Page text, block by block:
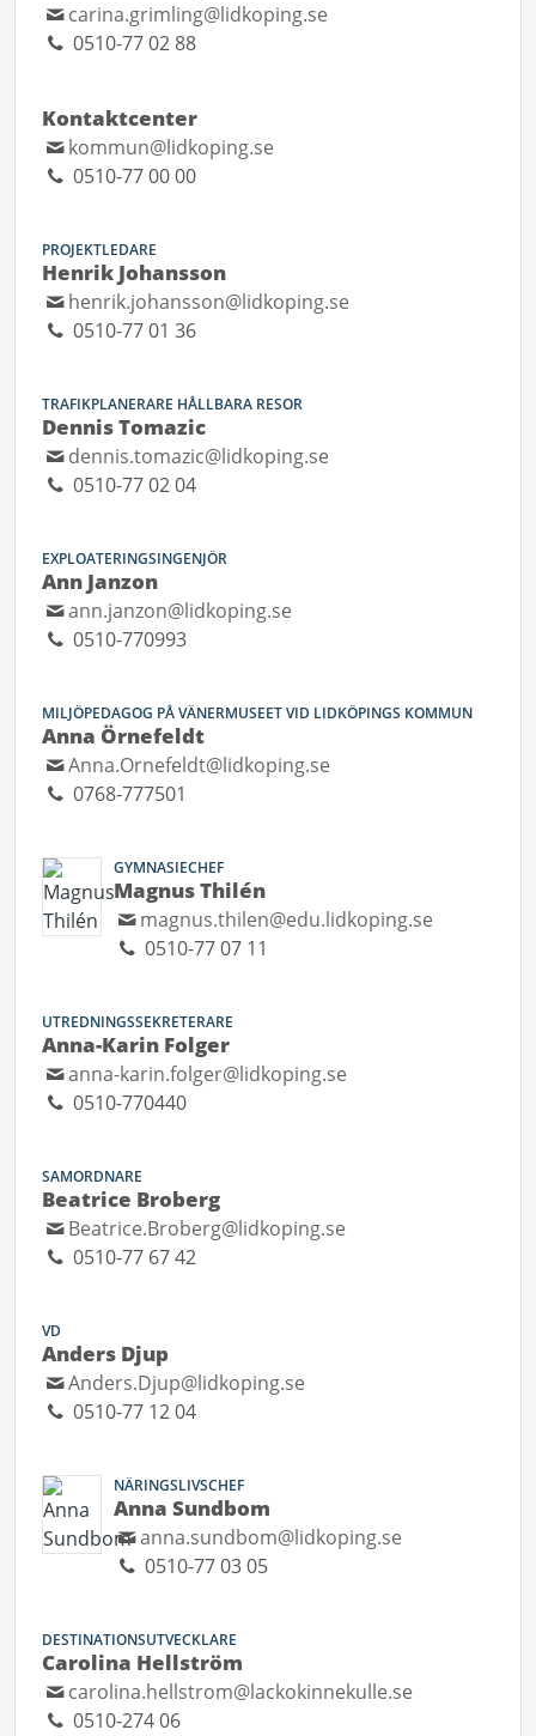
carina.grimling@lidkoping.se
0510-77 02 88
Kontaktcenter
kommun@lidkoping.se
0510-77 00 00
PROJEKTLEDARE
Henrik Johansson
henrik.johansson@lidkoping.se
0510-77 01 36
TRAFIKPLANERARE HÅLLBARA RESOR
Dennis Tomazic
dennis.tomazic@lidkoping.se
0510-77 02 04
EXPLOATERINGSINGENJÖR
Ann Janzon
ann.janzon@lidkoping.se
0510-770993
MILJÖPEDAGOG PÅ VÄNERMUSEET VID LIDKÖPINGS KOMMUN
Anna Örnefeldt
Anna.Ornefeldt@lidkoping.se
0768-777501
GYMNASIECHEF
Magnus Thilén
magnus.thilen@edu.lidkoping.se
0510-77 07 11
UTREDNINGSSEKRETERARE
Anna-Karin Folger
anna-karin.folger@lidkoping.se
0510-770440
SAMORDNARE
Beatrice Broberg
Beatrice.Broberg@lidkoping.se
0510-77 67 42
VD
Anders Djup
Anders.Djup@lidkoping.se
0510-77 12 04
NÄRINGSLIVSCHEF
Anna Sundbom
anna.sundbom@lidkoping.se
0510-77 03 05
DESTINATIONSUTVECKLARE
Carolina Hellström
carolina.hellstrom@lackokinnekulle.se
0510-274 06